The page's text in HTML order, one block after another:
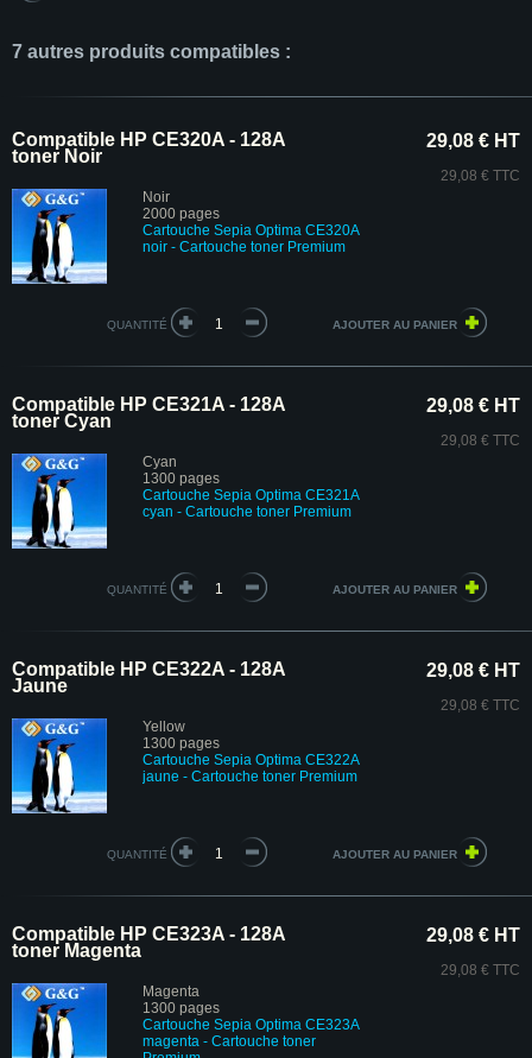
7 autres produits compatibles :
Compatible HP CE320A - 128A
toner Noir
Noir
2000 pages
Cartouche Sepia Optima CE320A
noir - Cartouche toner Premium
29,08 € HT
29,08 € TTC
QUANTITÉ
Compatible HP CE321A - 128A
toner Cyan
Cyan
1300 pages
Cartouche Sepia Optima CE321A
cyan - Cartouche toner Premium
29,08 € HT
29,08 € TTC
QUANTITÉ
Compatible HP CE322A - 128A
Jaune
Yellow
1300 pages
Cartouche Sepia Optima CE322A
jaune - Cartouche toner Premium
29,08 € HT
29,08 € TTC
QUANTITÉ
Compatible HP CE323A - 128A
toner Magenta
Magenta
1300 pages
Cartouche Sepia Optima CE323A
magenta - Cartouche toner
29,08 € HT
29,08 € TTC